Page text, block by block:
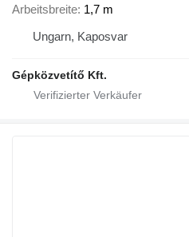
Arbeitsbreite 1,7 m
Ungarn, Kaposvar
Gépközvetítő Kft.